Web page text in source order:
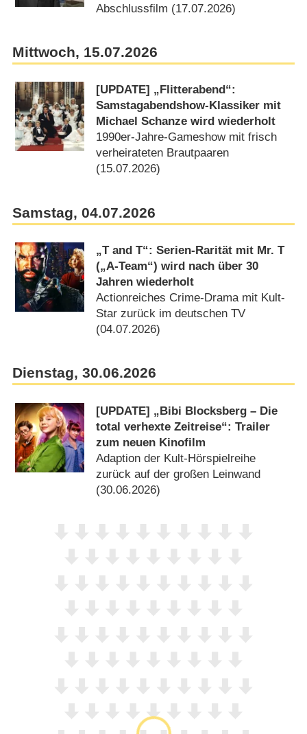
Abschlussfilm (17.07.2026)
Mittwoch, 15.07.2026
[UPDATE] „Flitterabend“:
Samstagabendshow-Klassiker mit
Michael Schanze wird wiederholt
1990er-Jahre-Gameshow mit frisch
verheirateten Brautpaaren
(15.07.2026)
Samstag, 04.07.2026
„T and T“: Serien-Rarität mit Mr. T
(„A-Team“) wird nach über 30
Jahren wiederholt
Actionreiches Crime-Drama mit Kult-
Star zurück im deutschen TV
(04.07.2026)
Dienstag, 30.06.2026
[UPDATE] „Bibi Blocksberg – Die
total verhexte Zeitreise“: Trailer
zum neuen Kinofilm
Adaption der Kult-Hörspielreihe
zurück auf der großen Leinwand
(30.06.2026)